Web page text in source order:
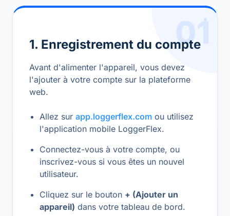
01
1. Enregistrement du compte
Avant d'alimenter l'appareil, vous devez
l'ajouter à votre compte sur la plateforme
web.
Allez sur app.loggerflex.com ou utilisez
l'application mobile LoggerFlex.
Connectez-vous à votre compte, ou
inscrivez-vous si vous êtes un nouvel
utilisateur.
Cliquez sur le bouton + (Ajouter un
appareil) dans votre tableau de bord.